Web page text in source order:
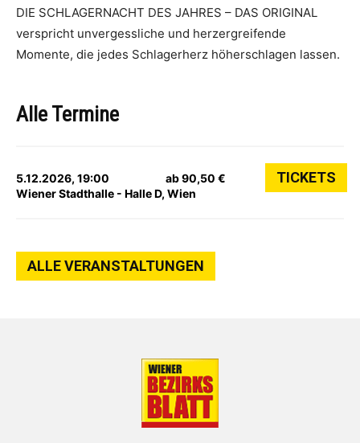
DIE SCHLAGERNACHT DES JAHRES – DAS ORIGINAL
verspricht unvergessliche und herzergreifende
Momente, die jedes Schlagerherz höherschlagen lassen.
Alle Termine
5.12.2026, 19:00
Wiener Stadthalle - Halle D, Wien
ab 90,50 € TICKETS
ALLE VERANSTALTUNGEN